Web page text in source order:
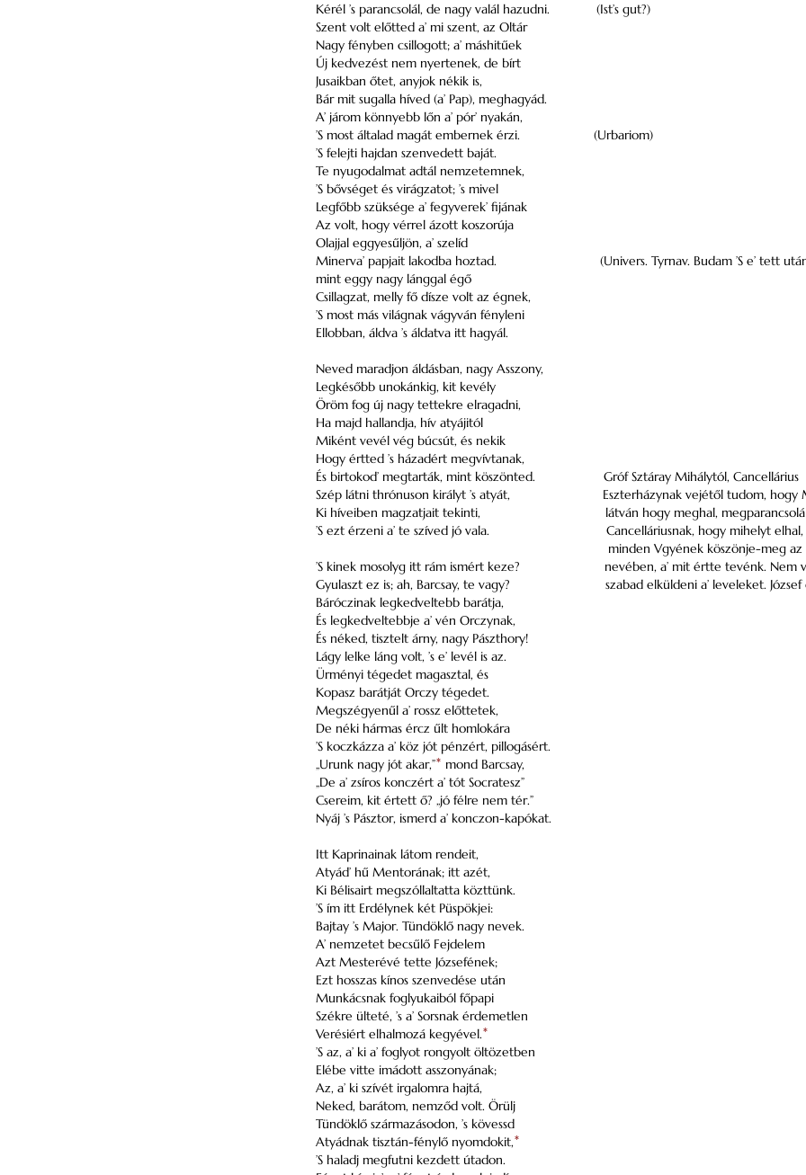
Kérél ’s parancsolál, de nagy valál hazudni.
(Ist’s gut?)
Szent volt előtted a’ mi szent, az Oltár
Nagy fényben csillogott; a’ máshitűek
Új kedvezést nem nyertenek, de bírt
Jusaikban őtet, anyjok nékik is,
Bár mit sugalla híved (a’ Pap), meghagyád.
A’ járom könnyebb lőn a’ pór’ nyakán,
’S most általad magát embernek érzi.
(Urbariom)
’S felejti hajdan szenvedett baját.
Te nyugodalmat adtál nemzetemnek,
’S bővséget és virágzatot; ’s mivel
Legfőbb szüksége a’ fegyverek’ fijának
Az volt, hogy vérrel ázott koszorúja
Olajjal eggyesűljön, a’ szelíd
Minerva’ papjait lakodba hoztad.
(Univers. Tyrnav. Budam ’S e’ tett
mint eggy nagy lánggal égő
Csillagzat, melly fő dísze volt az égnek,
’S most más világnak vágyván fényleni
Ellobban, áldva ’s áldatva itt hagyál.
Neved maradjon áldásban, nagy Asszony,
Legkésőbb unokánkig, kit kevély
Öröm fog új nagy tettekre elragadni,
Ha majd hallandja, hív atyájitól
Miként vevél vég búcsút, és nekik
Hogy értted ’s házadért megvívtanak,
És birtokod’ megtarták, mint köszönted.
Gróf Sztáray Mihálytól, Cancellárius
Szép látni thrónuson királyt ’s atyát,
Eszterházynak vejétől tudom, hogy
Ki híveiben magzatjait tekinti,
látván hogy meghal, megparancsolá
’S ezt érzeni a’ te szíved jó vala.
Cancelláriusnak, hogy mihelyt elhal,
minden Vgyének köszönje-meg az
’S kinek mosolyg itt rám ismért keze?
nevében, a’ mit értte tevénk. Nem
Gyulaszt ez is; ah, Barcsay, te vagy?
szabad elküldeni a’ leveleket.
Báróczinak legkedveltebb barátja,
És legkedveltebbje a’ vén Orczynak,
És néked, tisztelt árny, nagy Pászthory!
Lágy lelke láng volt, ’s e’ levél is az.
Ürményi tégedet magasztal, és
Kopasz barátját Orczy tégedet.
Megszégyenűl a’ rossz előttetek,
De néki hármas ércz űlt homlokára
’S koczkázza a’ köz jót pénzért, pillogásért.
„Urunk nagy jót akar,”* mond Barcsay,
„De a’ zsíros konczért a’ tót Socratesz”
Csereim, kit értett ő? „jó félre nem tér.”
Nyáj ’s Pásztor, ismerd a’ konczon-kapókat.
Itt Kaprinainak látom rendeit,
Atyád’ hű Mentorának; itt azét,
Ki Bélisairt megszóllaltatta közttünk.
’S ím itt Erdélynek két Püspökjei:
Bajtay ’s Major. Tündöklő nagy nevek.
A’ nemzetet becsűlő Fejdelem
Azt Mesterévé tette Józsefének;
Ezt hosszas kínos szenvedése után
Munkácsnak foglyukaiból főpapi
Székre ülteté, ’s a’ Sorsnak érdemetlen
Verésiért elhalmozá kegyével.*
’S az, a’ ki a’ foglyot rongyolt öltözetben
Elébe vitte imádott asszonyának;
Az, a’ ki szívét irgalomra hajtá,
Neked, barátom, nemződ volt. Örülj
Tündöklő származásodon, ’s kövessd
Atyádnak tisztán-fénylő nyomdokit,*
’S haladj megfutni kezdett útadon.